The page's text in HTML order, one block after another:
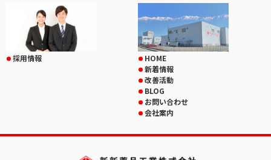
採用情報
HOME
新着情報
改善活動
BLOG
お問い合わせ
会社案内